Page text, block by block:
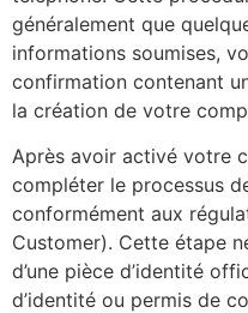
généralement que
informations soumises,
confirmation contenant
la création de votre
Après avoir activé votre
compléter le processus
conformément aux
Customer). Cette étape
d’une pièce d’identité
d’identité ou permis de